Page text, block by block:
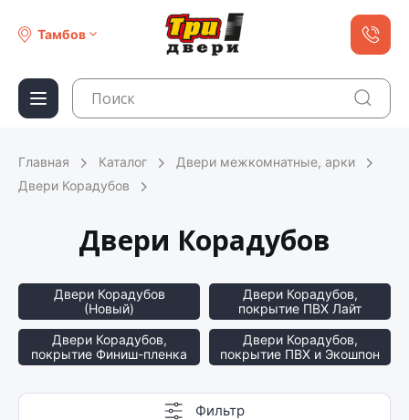
Тамбов
Главная Каталог
Двери межкомнатные, арки
Двери Корадубов
Двери Корадубов
Двери Корадубов
(Новый)
Двери Корадубов,
покрытие ПВХ Лайт
Двери Корадубов,
покрытие Финиш-пленка
Двери Корадубов,
покрытие ПВХ и Экошпон
Фильтр